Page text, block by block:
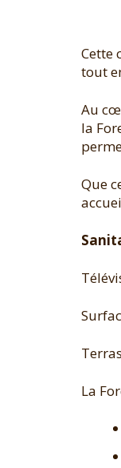
Cette
tout
Au
la
Que
La